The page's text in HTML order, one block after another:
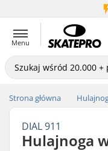
Menu
Strona główna
DIAL 911
Hulajnoga